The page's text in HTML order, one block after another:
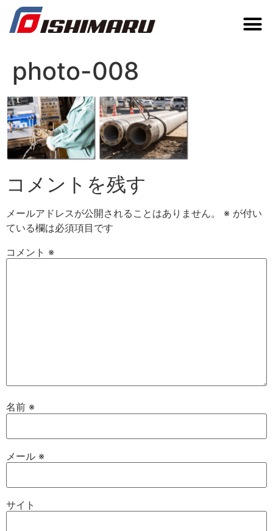
photo-008
コメントを残す
メールアドレスが公開されることはありません。 ※ が付い
ている欄は必須項目です
コメント ※
名前 ※
メール ※
サイト